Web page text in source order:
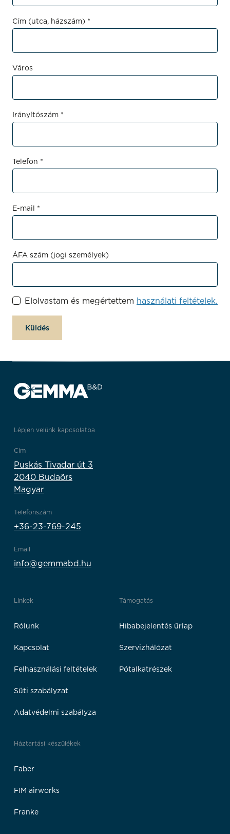
Cím (utca, házszám) *
Város
Irányítószám *
Telefon *
E-mail *
ÁFA szám (jogi személyek)
Elolvastam és megértettem használati feltételek.
Küldés
Lépjen velünk kapcsolatba
Cím
Puskás Tivadar út 3
2040 Budaörs
Magyar
Telefonszám
+36-23-769-245
Email
info@gemmabd.hu
Linkek
Rólunk
Kapcsolat
Felhasználási feltételek
Süti szabályzat
Adatvédelmi szabályza
Támogatás
Hibabejelentés űrlap
Szervizhálózat
Pótalkatrészek
Háztartási készülékek
Faber
FIM airworks
Franke